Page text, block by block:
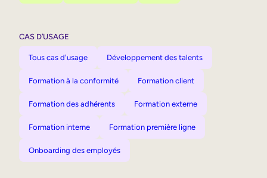
CAS D’USAGE
Tous cas d'usage Développement des talents
Formation à la conformité Formation client
Formation des adhérents Formation externe
Formation interne Formation première ligne
Onboarding des employés